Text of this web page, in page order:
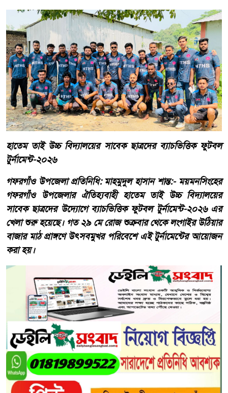
হাতেম তাই উচ্চ বিদ্যালয়ের সাবেক ছাত্রদের ব্যাচভিত্তিক ফুটবল
টুর্নামেন্ট-২০২৬
গফরগাঁও উপজেলা প্রতিনিধি: মাহমুদুল হাসান শান্ত:- ময়মনসিংহের
গফরগাঁও উপজেলার ঐতিহ্যবাহী হাতেম তাই উচ্চ বিদ্যালয়ের
সাবেক ছাত্রদের উদ্যোগে ব্যাচভিত্তিক ফুটবল টুর্নামেন্ট-২০২৬ এর
খেলা শুরু হয়েছে। গত ২৯ মে রোজ শুক্রবার থেকে লংগাইর উঠিয়ার
বাজার মাঠ প্রাঙ্গণে উৎসবমুখর পরিবেশে এই টুর্নামেন্টের আয়োজন
করা হয়।